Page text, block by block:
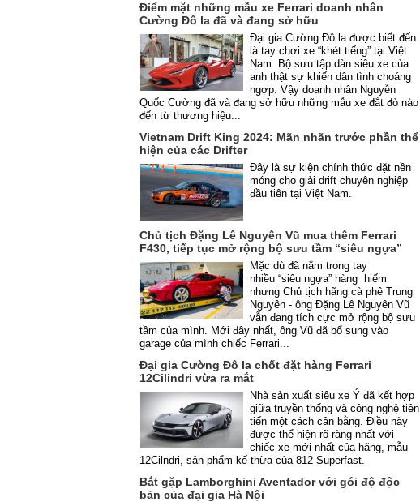
Điểm mặt những mẫu xe Ferrari doanh nhân
Cường Đô la đã và đang sở hữu
Đại gia Cường Đô la được biết đến
là tay chơi xe “khét tiếng” tại Việt
Nam. Bộ sưu tập dàn siêu xe của
anh thật sự khiến dân tình choáng
ngợp. Vậy doanh nhân Nguyễn
Quốc Cường đã và đang sở hữu những mẫu xe đắt đỏ nào
đến từ thương hiệu...
Vietnam Drift King 2024: Mãn nhãn trước phần thể
hiện của các Drifter
Đây là sự kiện chính thức đặt nền
móng cho giải drift chuyên nghiệp
đầu tiên tại Việt Nam.
Chủ tịch Đặng Lê Nguyên Vũ mua thêm Ferrari
F430, tiếp tục mở rộng bộ sưu tầm “siêu ngựa”
Mặc dù đã nắm trong tay
nhiều “siêu ngựa” hàng hiếm
nhưng Chủ tịch hãng cà phê Trung
Nguyên - ông Đặng Lê Nguyên Vũ
vẫn đang tích cực mở rộng bộ sưu
tầm của mình. Mới đây nhất, ông Vũ đã bổ sung vào
garage của mình chiếc Ferrari...
Đại gia Cường Đô la chốt đặt hàng Ferrari
12Cilindri vừa ra mắt
Nhà sản xuất siêu xe Ý đã kết hợp
giữa truyền thống và công nghệ tiên
tiến một cách cân bằng. Điều này
được thể hiện rõ ràng nhất với
chiếc xe mới nhất của hãng, mẫu
12Cilndri, sản phẩm kế thừa của 812 Superfast.
Bắt gặp Lamborghini Aventador với gói độ độc
bản của đại gia Hà Nội